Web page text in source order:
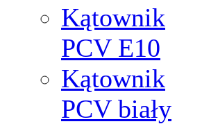
Kątownik
PCV Е10
Kątownik
PCV biały